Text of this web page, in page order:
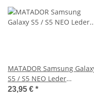
MATADOR Samsung
S5 / S5 NEO Leder
Gürteltasche Antik Braun
23,95 € *